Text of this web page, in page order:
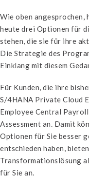
Wie oben angesprochen,
heute drei Optionen für
stehen, die sie für ihre
Die Strategie des
Einklang mit diesem
Für Kunden, die ihre
S/4HANA Private Cloud
Employee Central
Assessment an. Damit
Optionen für Sie besser
entschieden haben,
Transformationslösung
für Sie an.